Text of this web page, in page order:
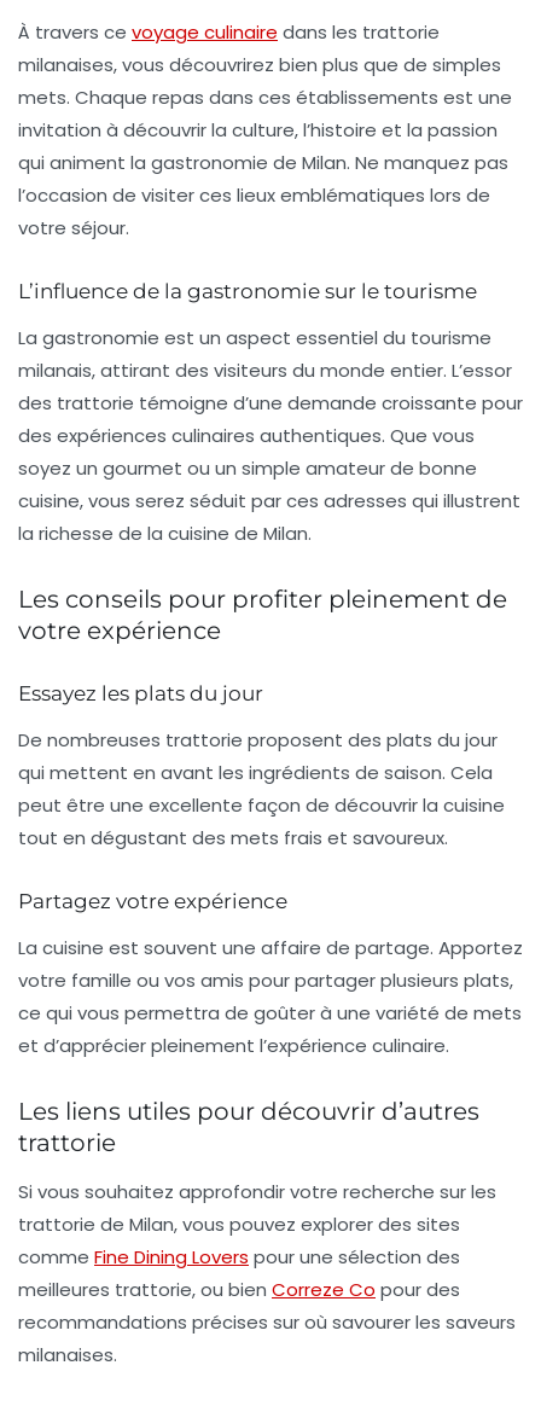
À travers ce voyage culinaire dans les trattorie
milanaises, vous découvrirez bien plus que de simples
mets. Chaque repas dans ces établissements est une
invitation à découvrir la culture, l’histoire et la passion
qui animent la gastronomie de Milan. Ne manquez pas
l’occasion de visiter ces lieux emblématiques lors de
votre séjour.
L’influence de la gastronomie sur le tourisme
La gastronomie est un aspect essentiel du tourisme
milanais, attirant des visiteurs du monde entier. L’essor
des trattorie témoigne d’une demande croissante pour
des expériences culinaires authentiques. Que vous
soyez un gourmet ou un simple amateur de bonne
cuisine, vous serez séduit par ces adresses qui illustrent
la richesse de la cuisine de Milan.
Les conseils pour profiter pleinement de
votre expérience
Essayez les plats du jour
De nombreuses trattorie proposent des plats du jour
qui mettent en avant les ingrédients de saison. Cela
peut être une excellente façon de découvrir la cuisine
tout en dégustant des mets frais et savoureux.
Partagez votre expérience
La cuisine est souvent une affaire de partage. Apportez
votre famille ou vos amis pour partager plusieurs plats,
ce qui vous permettra de goûter à une variété de mets
et d’apprécier pleinement l’expérience culinaire.
Les liens utiles pour découvrir d’autres
trattorie
Si vous souhaitez approfondir votre recherche sur les
trattorie de Milan, vous pouvez explorer des sites
comme Fine Dining Lovers pour une sélection des
meilleures trattorie, ou bien Correze Co pour des
recommandations précises sur où savourer les saveurs
milanaises.